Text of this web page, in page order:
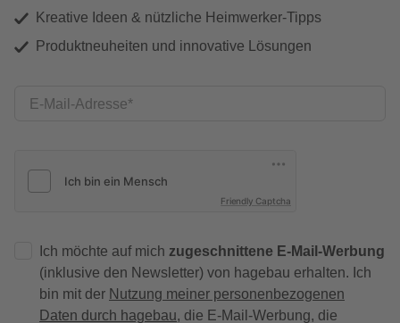
Kreative Ideen & nützliche Heimwerker-Tipps
Produktneuheiten und innovative Lösungen
E-Mail-Adresse
Friendly Captcha
Ich möchte auf mich zugeschnittene E-Mail-Werbung
(inklusive den Newsletter) von hagebau erhalten. Ich
bin mit der Nutzung meiner personenbezogenen
Daten durch hagebau, die E-Mail-Werbung, die